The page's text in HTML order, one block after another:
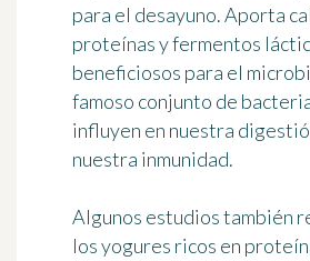
para el desayuno. Aporta
proteínas y fermentos
beneficiosos para el
famoso conjunto de
influyen en nuestra
nuestra inmunidad.
Algunos estudios también
los yogures ricos en